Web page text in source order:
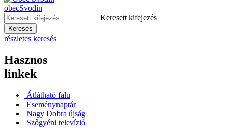
obecSvodín
Keresett kifejezés
Keresés
részletes keresés
Hasznos
linkek
Átlátható falu
Eseménynaptár
Nagy Dobra újság
Szőgyéni televízió